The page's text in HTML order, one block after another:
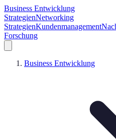
Business Entwicklung
StrategienNetworking
StrategienKundenmanagement
Forschung
Business Entwicklung